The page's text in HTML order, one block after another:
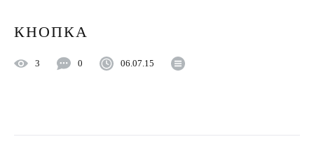
КНОПКА
3 0 06.07.15
Лучшие статьи
Пройти Тест
Улучшить отношения с мужем